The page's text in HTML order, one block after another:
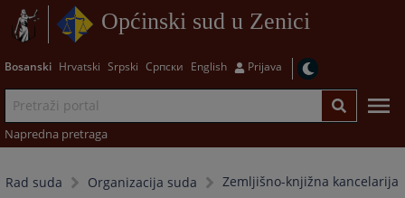
Općinski sud u Zenici
Bosanski Hrvatski Srpski Српски English Prijava
Napredna pretraga
Rad suda Organizacija suda Zemljišno-knjižna kancelarija